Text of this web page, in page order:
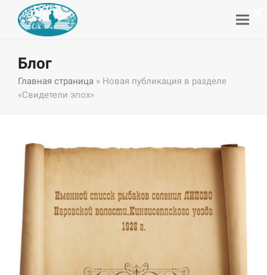
Блог
Главная страница » Новая публикация в разделе
«Свидетели эпох»